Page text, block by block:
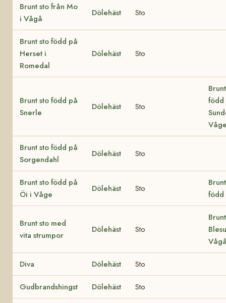
Brunt sto från Mo
i Vågå
Dölehäst Sto
Brunt sto född på
Herset i
Romedal
Dölehäst Sto
Brunt sto född på
Snerle
Dölehäst Sto
född
Brunt sto född på
Sorgendahl
Dölehäst Sto
Brunt sto född på
Öi i Våge
Dölehäst Sto
född
Brunt sto med
vita strumpor
Dölehäst Sto
Diva Dölehäst Sto
Gudbrandshingst Dölehäst Sto